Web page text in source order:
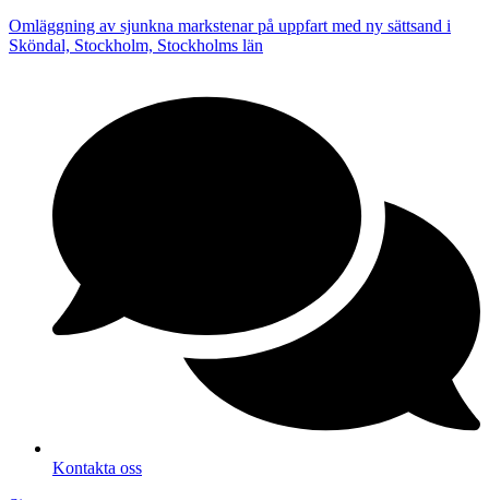
Omläggning av sjunkna markstenar på uppfart med ny sättsand i
Sköndal, Stockholm, Stockholms län
Kontakta oss